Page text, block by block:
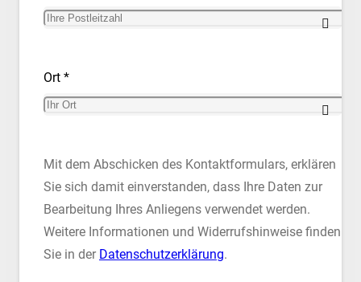
Ort *
Mit dem Abschicken des Kontaktformulars, erklären
Sie sich damit einverstanden, dass Ihre Daten zur
Bearbeitung Ihres Anliegens verwendet werden.
Weitere Informationen und Widerrufshinweise finden
Sie in der Datenschutzerklärung.